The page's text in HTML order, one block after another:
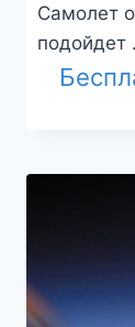
Самолет
подойдет